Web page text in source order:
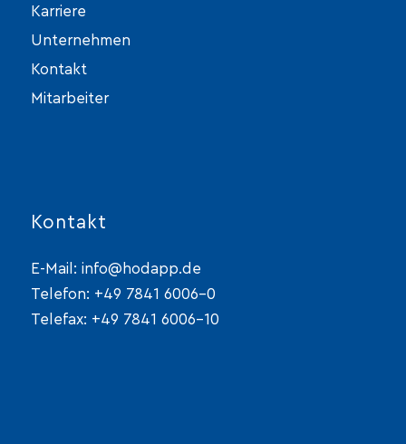
Karriere
Unternehmen
Kontakt
Mitarbeiter
Kontakt
E-Mail: info@hodapp.de
Telefon: +49 7841 6006-0
Telefax: +49 7841 6006-10